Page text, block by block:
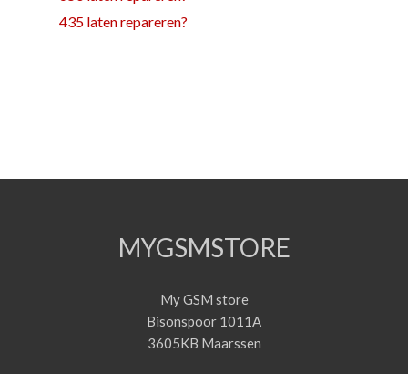
435 laten repareren?
MYGSMSTORE
My GSM store
Bisonspoor 1011A
3605KB Maarssen